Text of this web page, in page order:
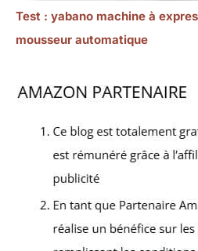
Test : yabano machine à
mousseur automatique